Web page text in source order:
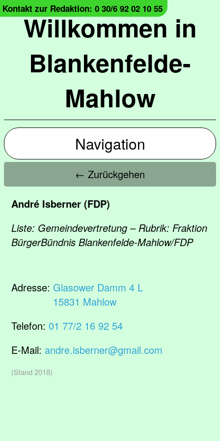
Willkommen in
Blankenfelde-
Mahlow
Kontakt zur Redaktion: 0 30/6 92 02 10 55
Navigation
← Zurückgehen
André Isberner (FDP)
Liste: Gemeindevertretung – Rubrik: Fraktion
BürgerBündnis Blankenfelde-Mahlow/FDP
Adresse: Glasower Damm 4 L
15831 Mahlow
Telefon: 01 77/2 16 92 54
E-Mail: andre.isberner@gmail.com
(Stand 2018)